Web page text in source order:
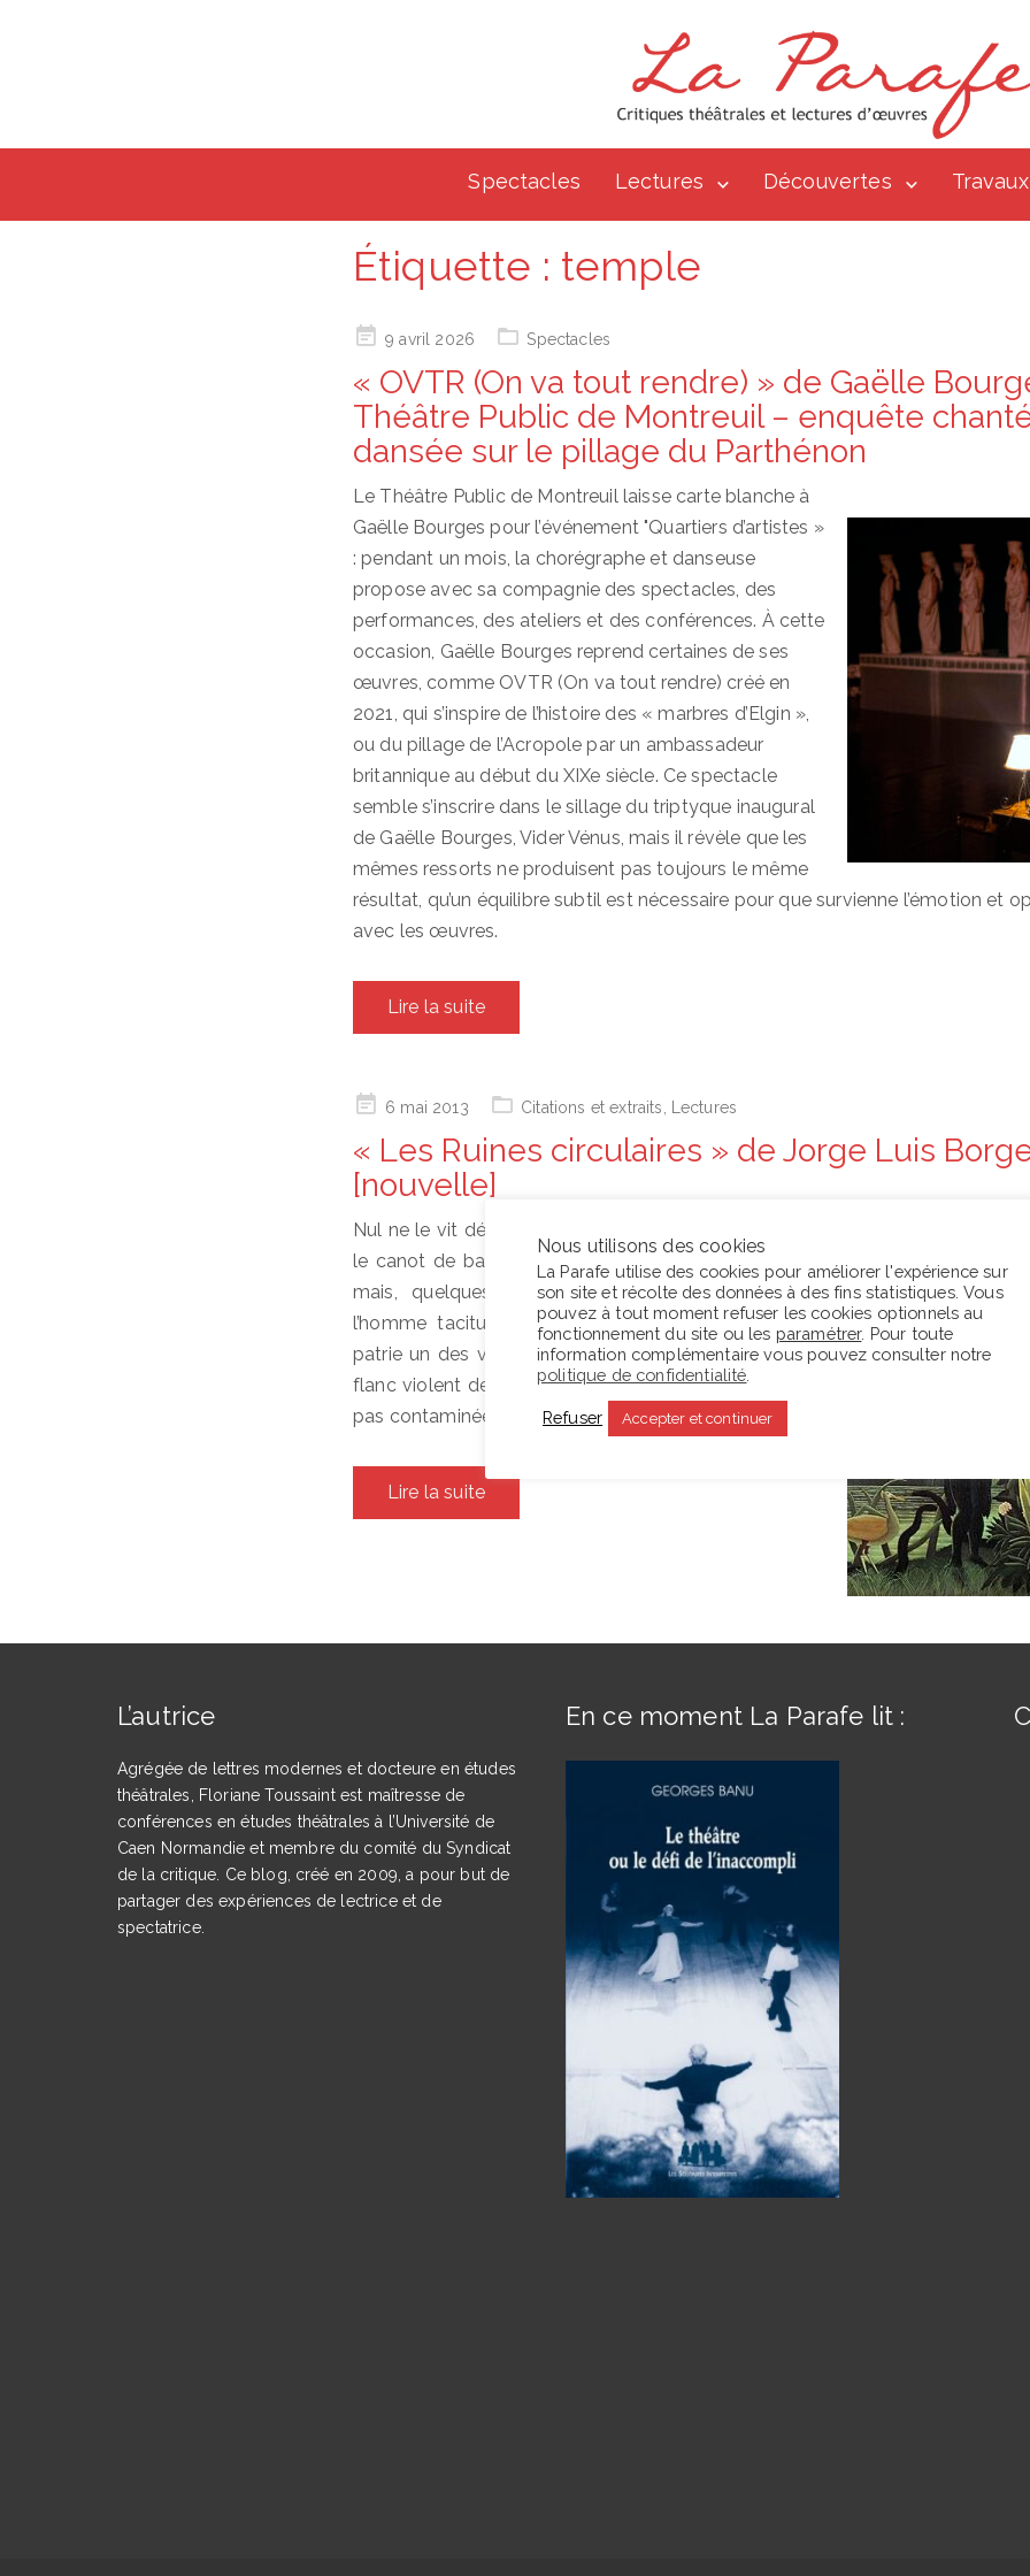
Spectacles Lectures Découvertes Travaux
Étiquette : temple
Posted9 avril 2026 Spectacles
« OVTR (On va tout rendre) » de Gaëlle
Théâtre Public de Montreuil – enquête
dansée sur le pillage du Parthénon
Le Théâtre Public de Montreuil laisse carte blanche à
Gaëlle Bourges pour l’événement "Quartiers d’artistes »
: pendant un mois, la chorégraphe et danseuse
propose avec sa compagnie des spectacles, des
performances, des ateliers et des conférences. À cette
occasion, Gaëlle Bourges reprend certaines de ses
œuvres, comme OVTR (On va tout rendre) créé en
2021, qui s’inspire de l’histoire des « marbres d’Elgin »,
ou du pillage de l’Acropole par un ambassadeur
britannique au début du XIXe siècle. Ce spectacle
semble s’inscrire dans le sillage du triptyque inaugural
de Gaëlle Bourges, Vider Vénus, mais il révèle que les
mêmes ressorts ne produisent pas toujours le même
résultat, qu’un équilibre subtil est nécessaire pour que survienne l’émotion et
avec les œuvres.
Lire la suite
Posted6 mai 2013 Citations et extraits Lectures
« Les Ruines circulaires » de Jorge Luis
[nouvelle]
Nul ne le vit débarquer dans la nuit unanime, nul ne vit
le canot de bambou s’enfoncer dans la fange sacrée,
mais, quelques jours plus tard, nul n’ignorait que
l’homme taciturne venait du Sud et qu’il avait pour
patrie un des villages infinis qui sont en amont, sur le
flanc violent de la montagne, où la langue zende n’est
pas contaminée par le grec et où la lèpre est rare.…
Lire la suite
L’autrice
Agrégée de lettres modernes et docteure en études
théâtrales, Floriane Toussaint est maîtresse de
conférences en études théâtrales à l’Université de
Caen Normandie et membre du comité du Syndicat
de la critique. Ce blog, créé en 2009, a pour but de
partager des expériences de lectrice et de
spectatrice.
En ce moment La Parafe lit :
Nous utilisons des cookies
La Parafe utilise des cookies pour améliorer l'expérience sur
son site et récolte des données à des fins statistiques. Vous
pouvez à tout moment refuser les cookies optionnels au
fonctionnement du site ou les paramétrer. Pour toute
information complémentaire vous pouvez consulter notre
politique de confidentialité
Refuser Accepter et continuer